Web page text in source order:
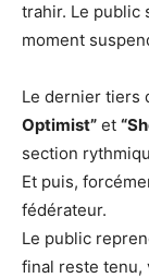
trahir. Le
moment
Le dernier tiers
Optimist” et
section
Et puis,
fédérateur.
Le public
final reste tenu,